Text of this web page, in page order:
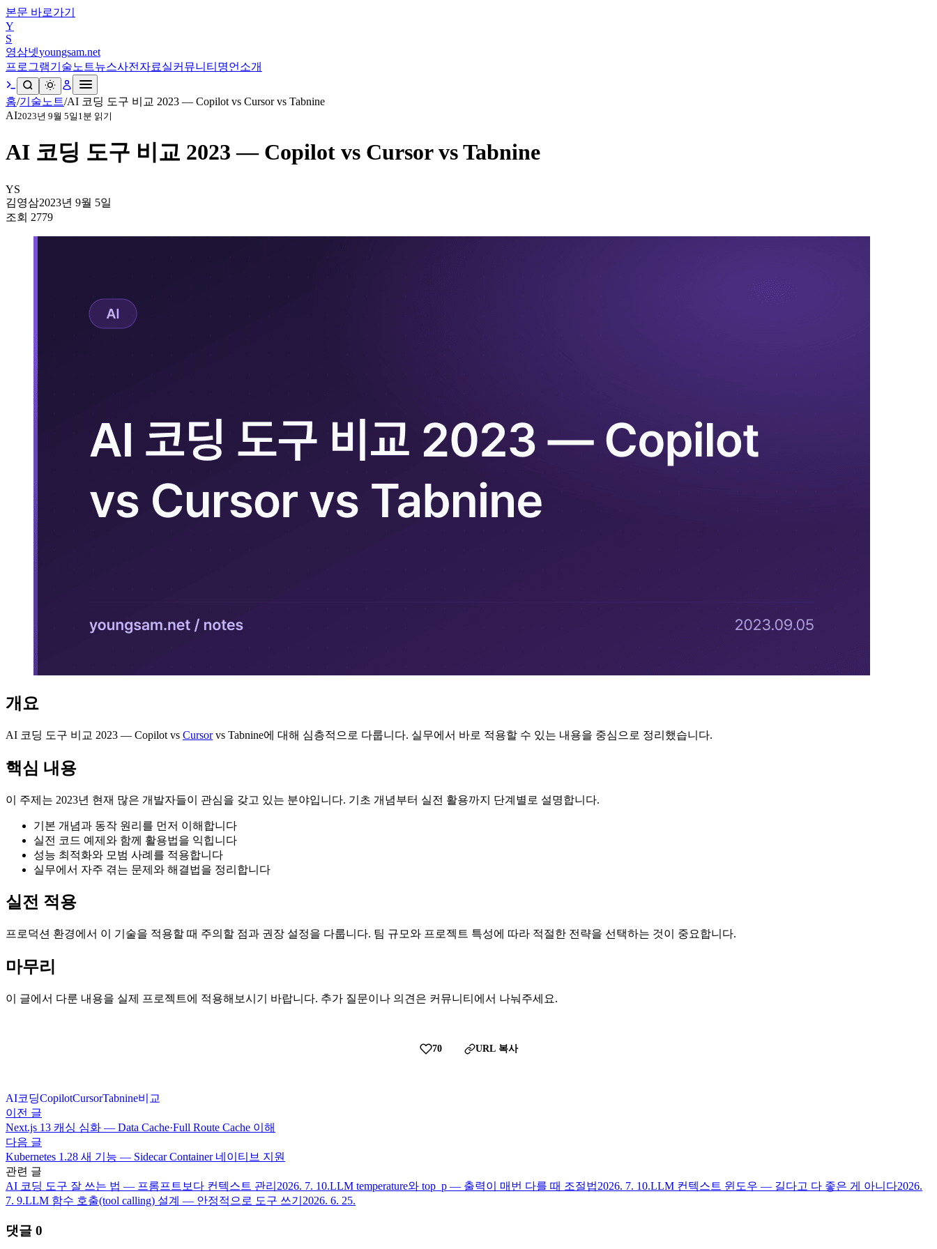
본문 바로가기
Y
S
영삼넷youngsam.net
프로그램기술노트뉴스사전 자료실커뮤니티 명언 소개
홈/기술노트/AI 코딩 도구 비교 2023 — Copilot vs Cursor vs Tabnine
AI2023년 9월 5일 1분 읽기
AI 코딩 도구 비교 2023 — Copilot vs Cursor vs Tabnine
YS
김영삼2023년 9월 5일
조회 2779
개요
AI 코딩 도구 비교 2023 — Copilot vs Cursorvs Tabnine에 대해 심층적으로 다룹니다. 실무에서 바로 적용할 수 있는 내용을 중심으로 정리했습니다.
핵심 내용
이 주제는 2023년 현재 많은 개발자들이 관심을 갖고 있는 분야입니다. 기초 개념부터 실전 활용까지 단계별로 설명합니다.
기본 개념과 동작 원리를 먼저 이해합니다
실전 코드 예제와 함께 활용법을 익힙니다
성능 최적화와 모범 사례를 적용합니다
실무에서 자주 겪는 문제와 해결법을 정리합니다
실전 적용
프로덕션 환경에서 이 기술을 적용할 때 주의할 점과 권장 설정을 다룹니다. 팀 규모와 프로젝트 특성에 따라 적절한 전략을 선택하는 것이 중요합니다.
마무리
이 글에서 다룬 내용을 실제 프로젝트에 적용해보시기 바랍니다. 추가 질문이나 의견은 커뮤니티에서 나눠주세요.
70 URL 복사
AI코딩CopilotCursorTabnine비교
이전 글
Next.js 13 캐싱 심화 — Data Cache·Full Route Cache 이해
다음 글
Kubernetes 1.28 새 기능 — Sidecar Container 네이티브 지원
관련 글
AI 코딩 도구 잘 쓰는 법 — 프롬프트보다 컨텍스트 관리 2026. 7. 10.LLM temperature와 top_p — 출력이 매번 다를 때 조절법2026. 7. 10.LLM 컨텍스트 윈도우 — 길다고 다 좋은 게 아니다2026.
7. 9.LLM 함수 호출(tool calling) 설계 — 안정적으로 도구 쓰기 2026. 6. 25.
댓글 0